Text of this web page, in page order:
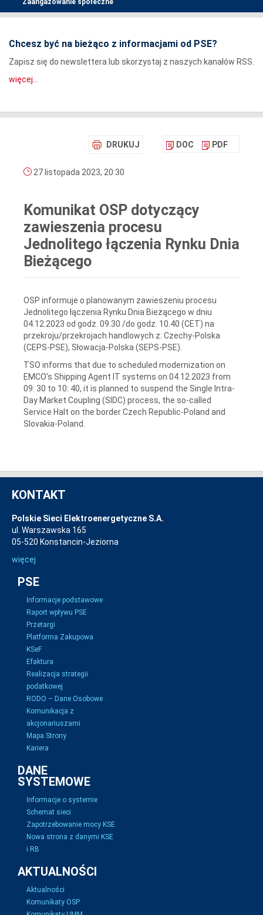
Zaangażowanie społeczne
Chcesz być na bieżąco z informacjami od PSE?
Zapisz się do newslettera lub skorzystaj z naszych kanałów RSS.
więcej...
DRUKUJ DOC PDF
27 listopada 2023, 20:30
Komunikat OSP dotyczący
zawieszenia procesu
Jednolitego łączenia Rynku Dnia
Bieżącego
OSP informuje o planowanym zawieszeniu procesu
Jednolitego łączenia Rynku Dnia Bieżącego w dniu
04.12.2023 od godz. 09.30 /do godz. 10.40 (CET) na
przekroju/przekrojach handlowych z: Czechy-Polska
(CEPS-PSE), Słowacja-Polska (SEPS-PSE).
TSO informs that due to scheduled modernization on
EMCO's Shipping Agent IT systems on 04.12.2023 from
09: 30 to 10: 40, it is planned to suspend the Single Intra-
Day Market Coupling (SIDC) process, the so-called
Service Halt on the border Czech Republic-Poland and
Slovakia-Poland.
KONTAKT
Polskie Sieci Elektroenergetyczne S.A.
ul. Warszawska 165
05-520 Konstancin-Jeziorna
więcej
PSE
Informacje podstawowe
Raport wpływu PSE
Przetargi
Platforma Zakupowa
KSeF
Efaktura
Realizacja strategii
podatkowej
RODO – Dane Osobowe
Komunikacja z
akcjonariuszami
Mapa Strony
Kariera
DANE
SYSTEMOWE
Informacje o systemie
Schemat sieci
Zapotrzebowanie mocy KSE
Nowa strona z danymi KSE
i RB
AKTUALNOŚCI
Aktualności
Komunikaty OSP